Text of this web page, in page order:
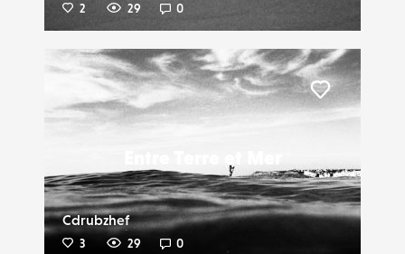
2 29 0
Cdrubzhef
3 29 0
Liker